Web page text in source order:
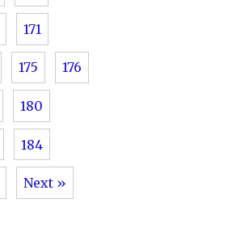
171
175 176
180
184
Next »